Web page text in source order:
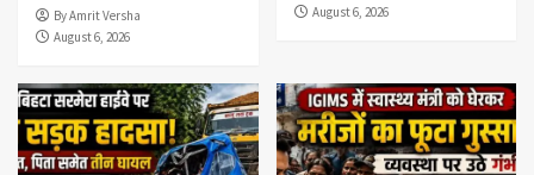
By Amrit Versha
August 6, 2026
August 6, 2026